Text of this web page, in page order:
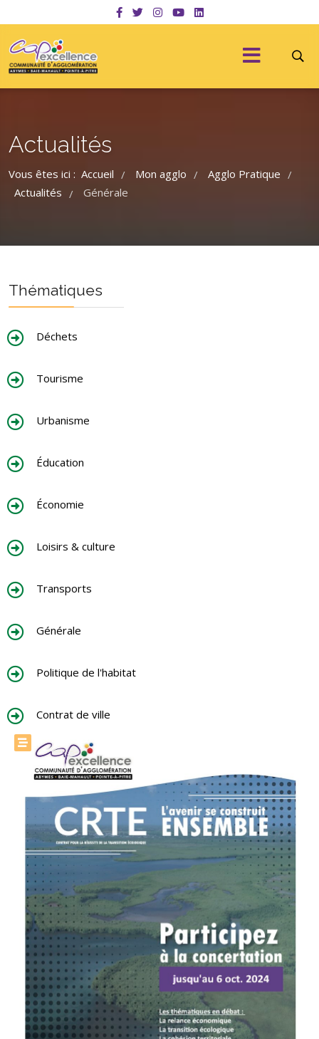
Actualités
Vous êtes ici : Accueil / Mon agglo / Agglo Pratique /
Actualités / Générale
Thématiques
Déchets
Tourisme
Urbanisme
Éducation
Économie
Loisirs & culture
Transports
Générale
Politique de l'habitat
Contrat de ville